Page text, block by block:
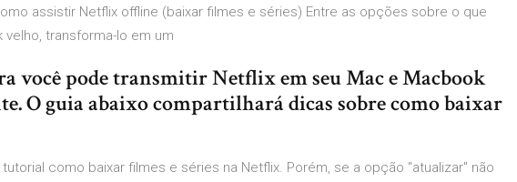
assistir Netflix offline (baixar filmes e séries) Entre as opções sobre o que
transforma-lo em um
você pode transmitir Netflix em seu Mac e Macbook
O guia abaixo compartilhará dicas sobre como baixar
tutorial como baixar filmes e séries na Netflix. Porém, se a opção "atualizar" não